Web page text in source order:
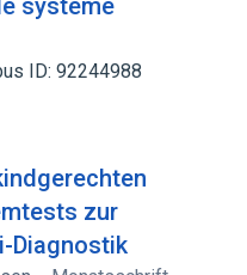
système
ID: 92244988
zur
Diagnostik